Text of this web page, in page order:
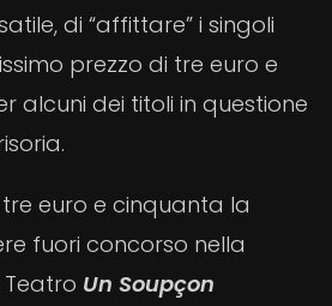
di “affittare” i singoli
prezzo di tre euro e
alcuni dei titoli in questione
euro e cinquanta la
fuori concorso nella
Teatro Un Soupçon